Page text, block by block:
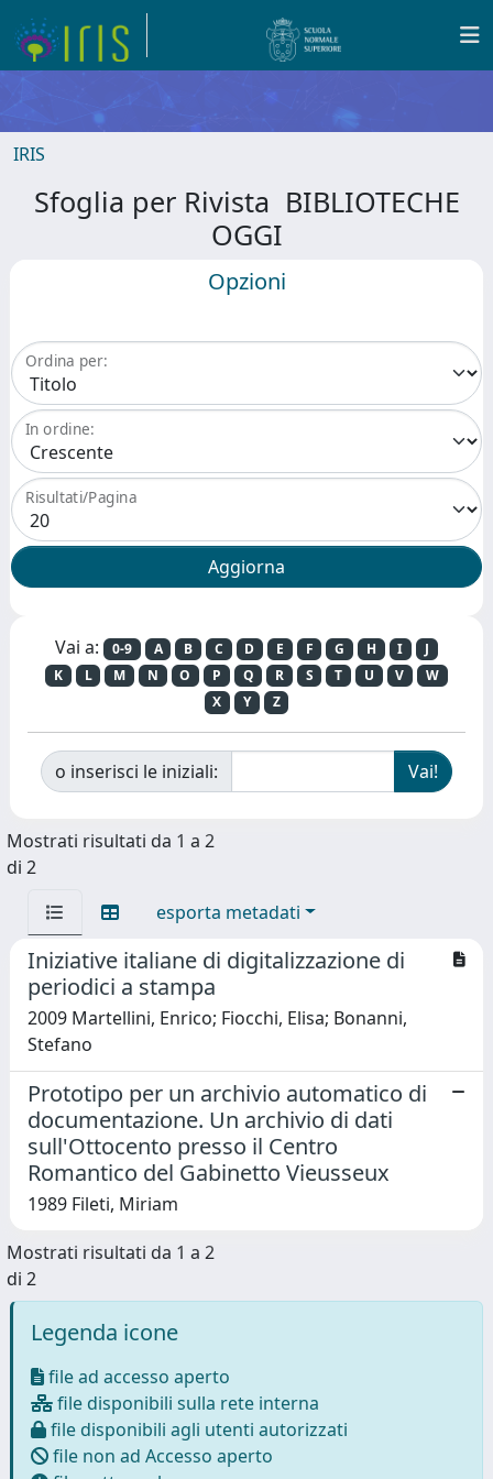
IRIS
Sfoglia per Rivista BIBLIOTECHE
OGGI
Opzioni
Ordina per:
In ordine:
Risultati/Pagina
Vai a: 0-9 A B C D E F G H I
J
K
L M N O P Q R S T U V
W
X
Y Z
o inserisci le iniziali:
Mostrati risultati da 1 a 2
di 2
esporta metadati
Iniziative italiane di digitalizzazione di
periodici a stampa
2009 Martellini, Enrico; Fiocchi, Elisa; Bonanni,
Stefano
Prototipo per un archivio automatico di
documentazione. Un archivio di dati
sull'Ottocento presso il Centro
Romantico del Gabinetto Vieusseux
1989 Fileti, Miriam
Mostrati risultati da 1 a 2
di 2
Legenda icone
file ad accesso aperto
file disponibili sulla rete interna
file disponibili agli utenti autorizzati
file non ad Accesso aperto